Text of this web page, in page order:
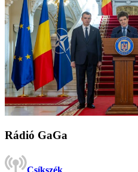
Rádió GaGa
Csíkszék